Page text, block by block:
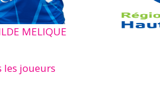
MELIQUE
les joueurs